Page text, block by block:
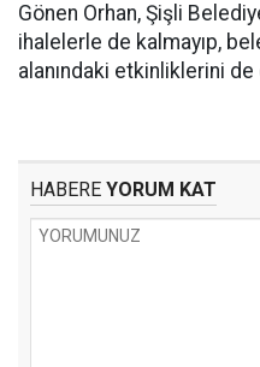
Gönen Orhan, Şişli
ihalelerle de kalmayıp,
alanındaki etkinliklerini
HABERE YORUM KAT